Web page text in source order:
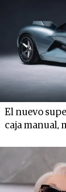
El nuevo
caja manual,